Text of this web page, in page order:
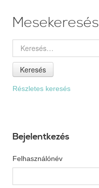
Mesekeresés
Keresés
Részletes keresés
Bejelentkezés
Felhasználónév